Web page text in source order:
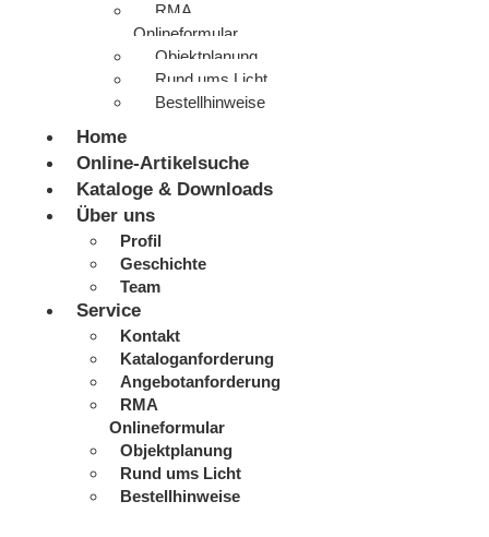
RMA
Onlineformular
Objektplanung
Rund ums Licht
Bestellhinweise
Home
Online-Artikelsuche
Kataloge & Downloads
Über uns
Profil
Geschichte
Team
Service
Kontakt
Kataloganforderung
Angebotanforderung
RMA
Onlineformular
Objektplanung
Rund ums Licht
Bestellhinweise